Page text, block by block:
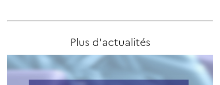
Plus d'actualités